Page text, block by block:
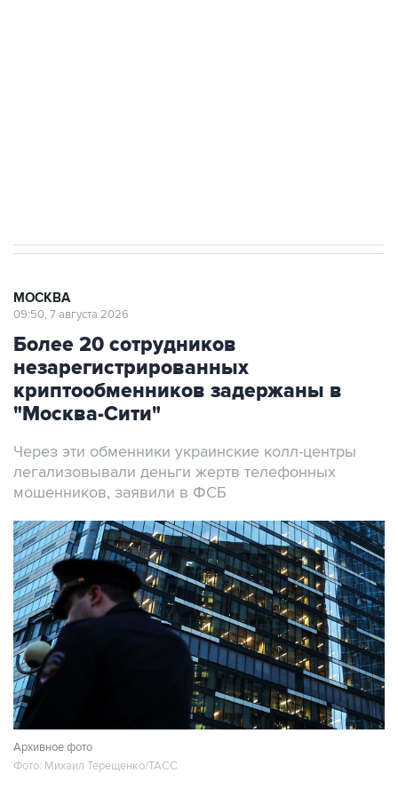
МОСКВА
09:50, 7 августа 2026
Более 20 сотрудников
незарегистрированных
криптообменников задержаны в
"Москва-Сити"
Через эти обменники украинские колл-центры
легализовывали деньги жертв телефонных
мошенников, заявили в ФСБ
Архивное фото
Фото: Михаил Терещенко/ТАСС